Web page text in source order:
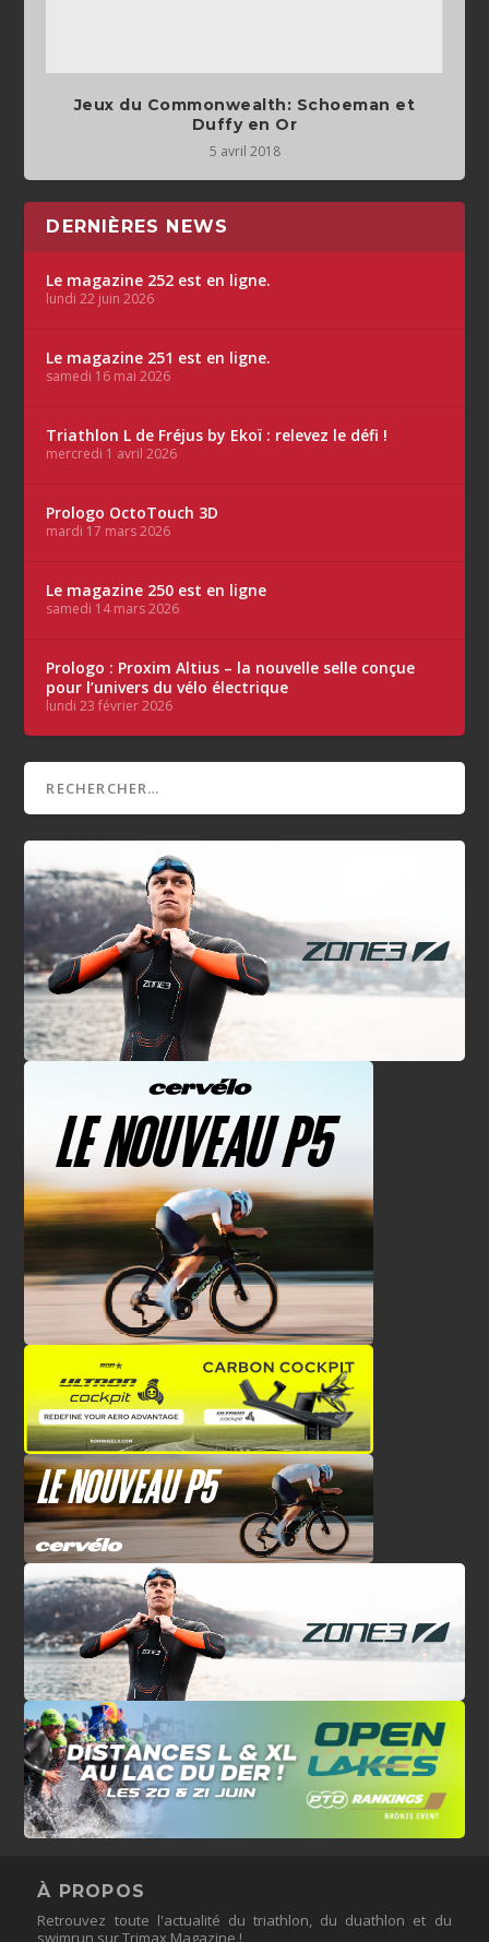
Jeux du Commonwealth: Schoeman et
Duffy en Or
5 avril 2018
DERNIÈRES NEWS
Le magazine 252 est en ligne.
lundi 22 juin 2026
Le magazine 251 est en ligne.
samedi 16 mai 2026
Triathlon L de Fréjus by Ekoï : relevez le défi !
mercredi 1 avril 2026
Prologo OctoTouch 3D
mardi 17 mars 2026
Le magazine 250 est en ligne
samedi 14 mars 2026
Prologo : Proxim Altius – la nouvelle selle conçue
pour l’univers du vélo électrique
lundi 23 février 2026
À PROPOS
Retrouvez toute l'actualité du triathlon, du duathlon et du
swimrun sur Trimax Magazine !